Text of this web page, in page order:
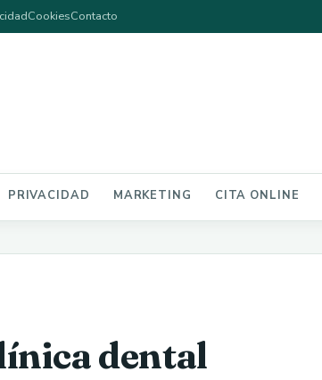
CookiesContacto
PRIVACIDAD MARKETING CITA ONLINE
dental